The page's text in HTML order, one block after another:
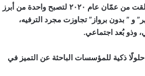
للنوعية لا الكمية. نموذج على ذلك شركة *صدى بودكاست* ، التي انطلقت من عمّان عام ٢٠٢٠ لتصبح واحدة من أبرز
و ” بدون برواز” تجاوزت مجرد الترفيه،
وذو بُعد اجتماعي.
ذكية للمؤسسات الباحثة عن التميز في